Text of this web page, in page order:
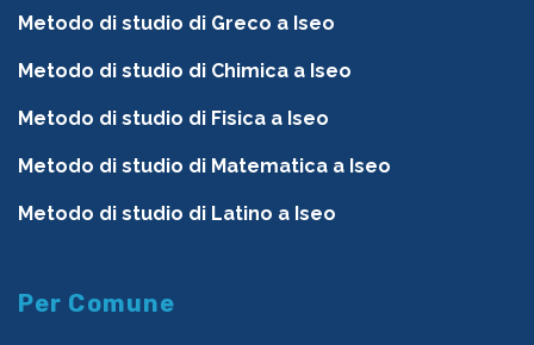
Metodo di studio di Greco a Iseo
Metodo di studio di Chimica a Iseo
Metodo di studio di Fisica a Iseo
Metodo di studio di Matematica a Iseo
Metodo di studio di Latino a Iseo
Per Comune